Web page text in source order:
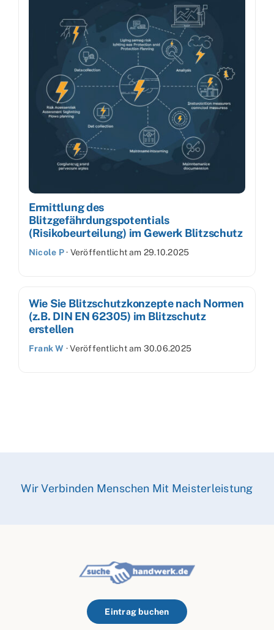
Ermittlung des
Blitzgefährdungspotentials
(Risikobeurteilung) im Gewerk Blitzschutz
Nicole P· Veröffentlicht am 29.10.2025
Wie Sie Blitzschutzkonzepte nach Normen
(z.B. DIN EN 62305) im Blitzschutz
erstellen
Frank W ·Veröffentlicht am 30.06.2025
Wir Verbinden Menschen Mit Meisterleistung
Eintrag buchen